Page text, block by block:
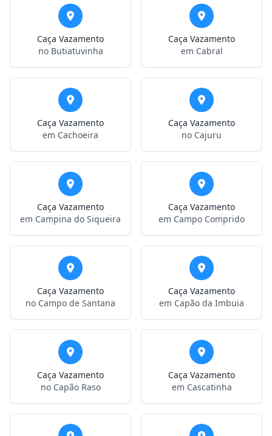
Caça Vazamento
no Butiatuvinha
Caça Vazamento
em Cabral
Caça Vazamento
em Cachoeira
Caça Vazamento
no Cajuru
Caça Vazamento
em Campina do Siqueira
Caça Vazamento
em Campo Comprido
Caça Vazamento
no Campo de Santana
Caça Vazamento
em Capão da Imbuia
Caça Vazamento
no Capão Raso
Caça Vazamento
em Cascatinha